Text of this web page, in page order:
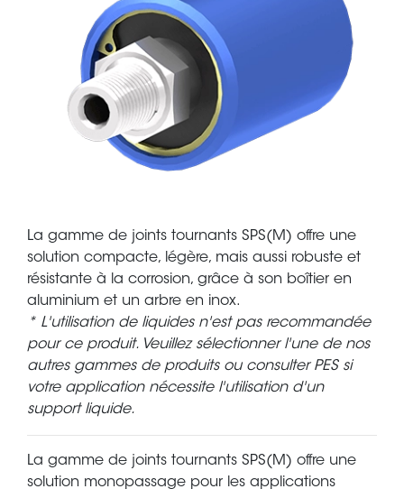
La gamme de joints tournants SPS(M) offre une
solution compacte, légère, mais aussi robuste et
résistante à la corrosion, grâce à son boîtier en
aluminium et un arbre en inox.
* L'utilisation de liquides n'est pas recommandée
pour ce produit. Veuillez sélectionner l'une de nos
autres gammes de produits ou consulter PES si
votre application nécessite l'utilisation d'un
support liquide.
La gamme de joints tournants SPS(M) offre une
solution monopassage pour les applications